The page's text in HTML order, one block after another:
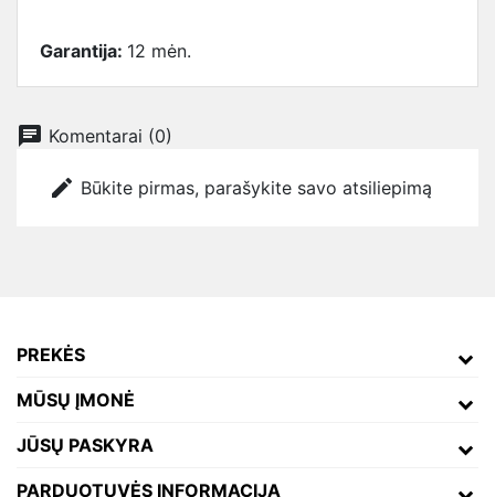
Garantija: 12 mėn.
chat Komentarai (0)
edit Būkite pirmas, parašykite savo atsiliepimą
PREKĖS
MŪSŲ ĮMONĖ
JŪSŲ PASKYRA
PARDUOTUVĖS INFORMACIJA